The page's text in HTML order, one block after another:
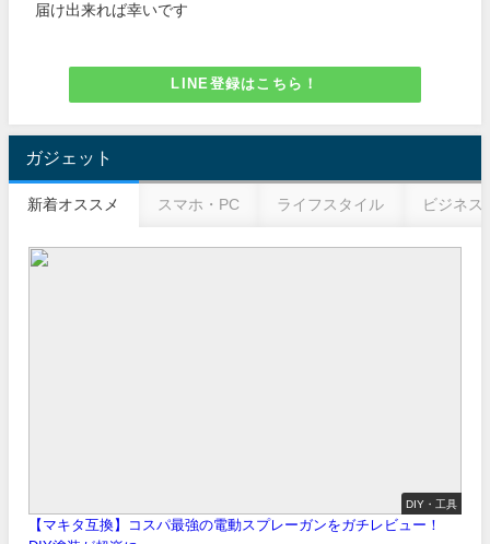
届け出来れば幸いです
LINE登録はこちら！
ガジェット
新着オススメ スマホ・PC ライフスタイル ビジネス
DIY・工具
【マキタ互換】コスパ最強の電動スプレーガンをガチレビュー！